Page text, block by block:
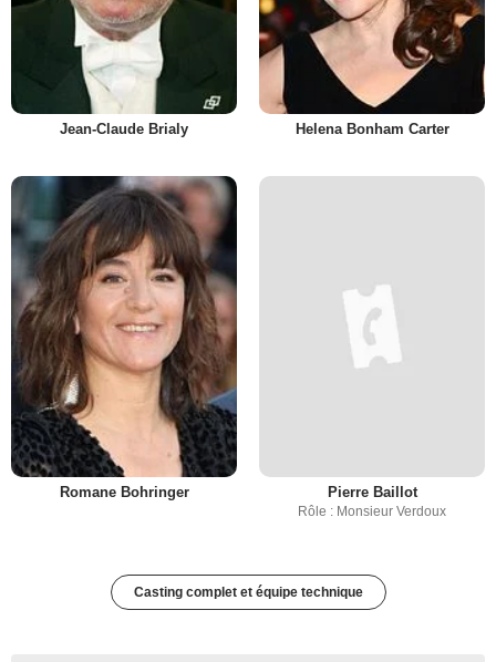
Jean-Claude Brialy Helena Bonham Carter
Romane Bohringer Pierre Baillot
Rôle : Monsieur Verdoux
Casting complet et équipe technique